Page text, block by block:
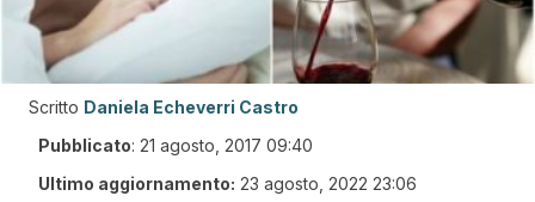
Scritto Daniela Echeverri Castro
Pubblicato: 21 agosto, 2017 09:40
Ultimo aggiornamento: 23 agosto, 2022 23:06